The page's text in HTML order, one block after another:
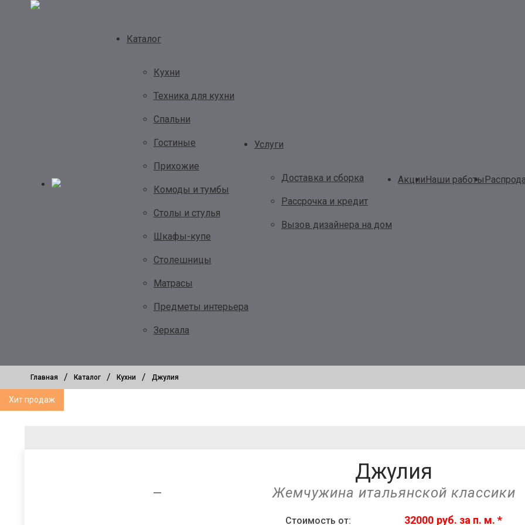
Каталог
Кухни
Техника для кухни
Спальни
Гостиные
Прихожие
Комоды и тумбы
Столы и стулья
Шкафы-купе
Столешницы
Матрасы
Предметы интерьера
Зеркала
Услуги
Доставка и сборка
Рассрочка и кредит
Вызов дизайнера на дом
АкцииНаши работы
Главная / Каталог / Кухни / Джулия
Хит продаж
Джулия
— Жемчужина итальянской классики
Стоимость от: 32000 руб.